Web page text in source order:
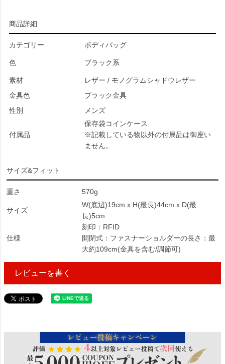
商品詳細
カテゴリー ボディバッグ
色 ブラック系
素材
レザー / モノグラムシャドウレザー
金具色
ブラック金具
性別
メンズ
付属品
保存袋コインケース
※記載している物以外の付属品は御座い
ません。
サイズ&フィット
重さ 570g
サイズ
W(底辺)19cm x H(最長)44cm x D(最
長)5cm
仕様
刻印：RFID
開閉式：ファスナーショルダーの長さ：最
大約109cm(金具を含む/調節可)
レビューを書く